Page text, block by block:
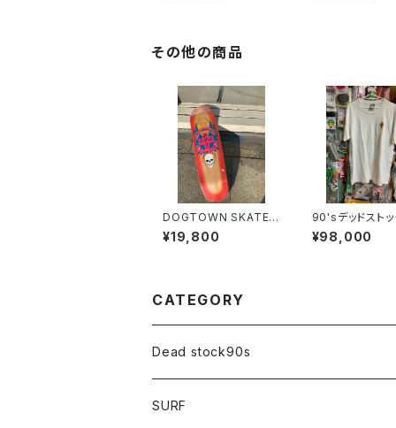
その他の商品
DOGTOWN SKATE
BULLDOG ART FTG
-XL REDドッグタウン
¥19,800
90'sデッドスト
OGTOWN
¥98,000
CATEGORY
Dead stock90s
SURF